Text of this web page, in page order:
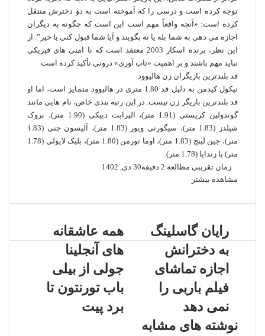
توجه کرده است و درسی را که آموخته است به دو دخترش منتقل
کرده است: «آنچه واقعاً مهم است این است که چگونه به دیگران
اجازه می‌ دهی به شما بله یا نه بگویند و آیا شما قبول کنی یا خیر”. از
این نظر، برنده اسکار 2003 معتقد است که نا امنی های فیزیکی
نباید مهم باشند و بر اهمیت «تاب آوری» درونی تأکید کرده است.
قد بلندترین بازیگران زن هالیوود
نیکول کیدمن به دلیل قد 1.80 متری در هالیوود متمایز است، اما او
قد بلندترین بازیگر زن نیست. در این رتبه بندی خاص، نام هایی مانند
گوندولین کریستی (1.91 متر)، الیزابت دبیکی (1.90 متر)، بروک
شیلدز (1.83 متر)، سیگورنی ویور (1.83 متر)، آلیسون جنی (1.83
متر)، جین لینچ (1.83 متر)، اوما تورمن (1.80 متر)، بلیک لایولی (1.78
متر) یا زندایا (1.78 متر).
30 دی, 1402
زمان تقریبی مطالعه 2 دقیقه
مشاهده بیشتر
ه
م
ه
ع
ش
ا
همه عاشقانه
های آنجلینا
جولی از بیلی
باب تورنتون تا
برد پیت
ا
ی
ا
گ
ا
ل
رایان گاسلینگ
به دخترانش
اجازه تماشای
فیلم باربی را
نمی‌ دهد
نوشته های مشابه